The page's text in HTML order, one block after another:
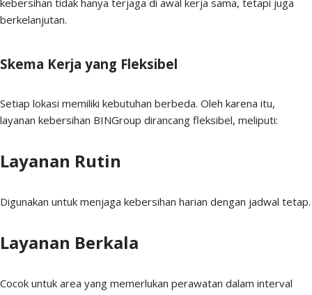
kebersihan tidak hanya terjaga di awal kerja sama, tetapi juga
berkelanjutan.
Skema Kerja yang Fleksibel
Setiap lokasi memiliki kebutuhan berbeda. Oleh karena itu,
layanan kebersihan BINGroup dirancang fleksibel, meliputi:
Layanan Rutin
Digunakan untuk menjaga kebersihan harian dengan jadwal tetap.
Layanan Berkala
Cocok untuk area yang memerlukan perawatan dalam interval